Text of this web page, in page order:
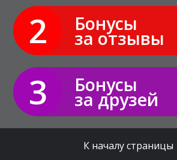
2 Бонусы
за отзывы
3 Бонусы
за друзей
К началу страницы